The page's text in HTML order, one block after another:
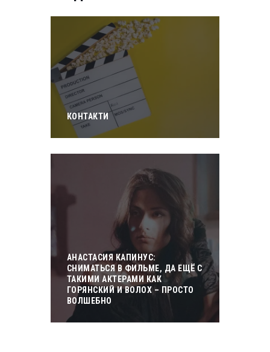
КОНТАКТИ
АНАСТАСИЯ КАПИНУС:
СНИМАТЬСЯ В ФИЛЬМЕ, ДА ЕЩЁ С
ТАКИМИ АКТЕРАМИ КАК
ГОРЯНСКИЙ И ВОЛОХ – ПРОСТО
ВОЛШЕБНО